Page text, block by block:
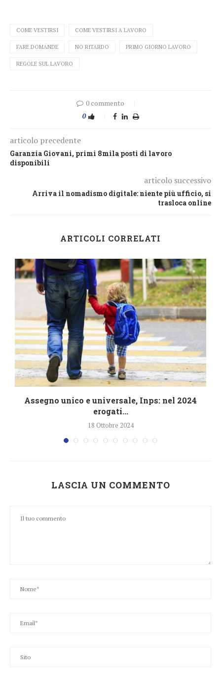
COME VESTIRSI COME VESTIRSI A LAVORO
FARE DOMANDE NO RITARDO PRIMO GIORNO LAVORO
REGOLE SUL LAVORO
0 commento
0
articolo precedente
Garanzia Giovani, primi 8mila posti di lavoro
disponibili
articolo successivo
Arriva il nomadismo digitale: niente più ufficio, si
trasloca online
ARTICOLI CORRELATI
Assegno unico e universale, Inps: nel 2024
erogati...
18 Ottobre 2024
LASCIA UN COMMENTO